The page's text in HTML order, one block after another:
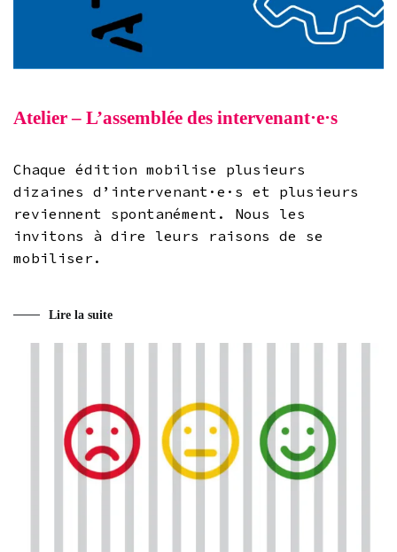
Atelier – L’assemblée des intervenant·e·s
Chaque édition mobilise plusieurs
dizaines d’intervenant·e·s et plusieurs
reviennent spontanément. Nous les
invitons à dire leurs raisons de se
mobiliser.
Lire la suite